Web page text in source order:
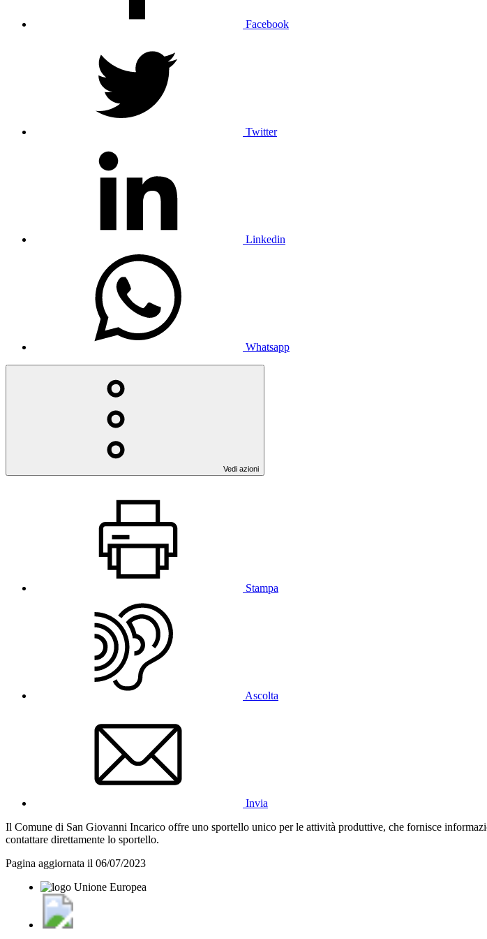
Facebook
Twitter
Linkedin
Whatsapp
Vedi azioni
Stampa
Ascolta
Invia
Il Comune di San Giovanni Incarico offre uno sportello unico per le attività produttive, che fornisce
contattare direttamente lo sportello.
Pagina aggiornata il 06/07/2023